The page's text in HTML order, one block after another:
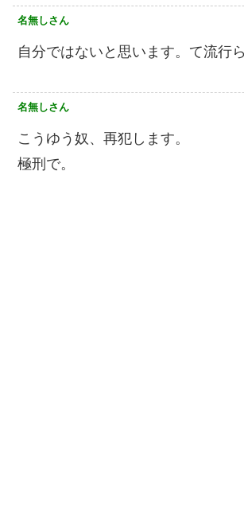
名無しさん
自分ではないと思います。て流行
名無しさん
こうゆう奴、再犯します。
極刑で。